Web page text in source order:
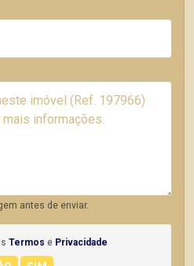
antes de enviar.
Termos e Privacidade